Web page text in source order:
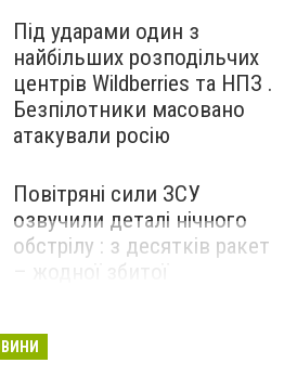
Під ударами один з
найбільших розподільчих
центрів Wildberries та НПЗ .
Безпілотники масовано
атакували росію
Повітряні сили ЗСУ
озвучили деталі нічного
обстрілу : з десятків ракет
– жодної збитої